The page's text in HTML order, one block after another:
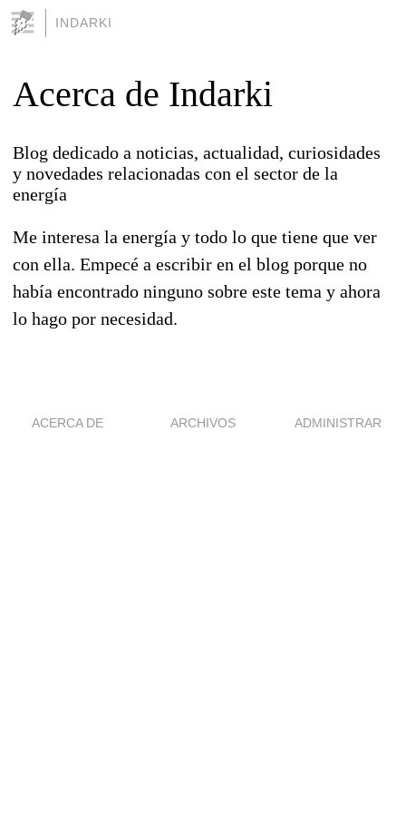
INDARKI
Acerca de Indarki
Blog dedicado a noticias, actualidad, curiosidades
y novedades relacionadas con el sector de la
energía
Me interesa la energía y todo lo que tiene que ver
con ella. Empecé a escribir en el blog porque no
había encontrado ninguno sobre este tema y ahora
lo hago por necesidad.
ACERCA DE ARCHIVOS ADMINISTRAR